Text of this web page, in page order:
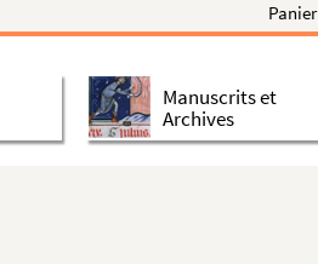
Panier
Manuscrits et
Archives